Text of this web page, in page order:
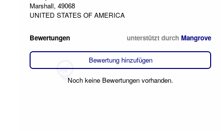
Marshall, 49068
UNITED STATES OF AMERICA
Bewertungen unterstützt durch Mangrove
Bewertung hinzufügen
Noch keine Bewertungen vorhanden.